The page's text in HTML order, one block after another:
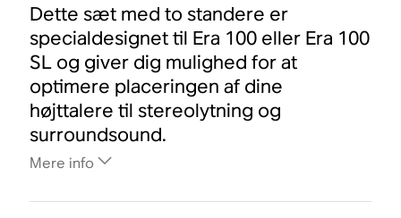
Dette sæt med to standere er
specialdesignet til Era 100 eller Era 100
SL og giver dig mulighed for at
optimere placeringen af dine
højttalere til stereolytning og
surroundsound.
Mere info